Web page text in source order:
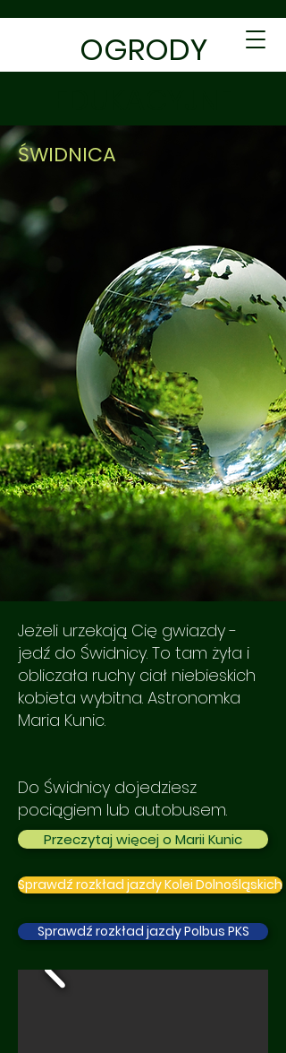
OGRODY
ŚWIDNICA
Jeżeli urzekają Cię gwiazdy -
jedź do Świdnicy. To tam żyła i
obliczała ruchy ciał niebieskich
kobieta wybitna. Astronomka
Maria Kunic.
Do Świdnicy dojedziesz
pociągiem lub autobusem.
Przeczytaj więcej o Marii Kunic
Sprawdź rozkład jazdy Kolei Dolnośląskich
Sprawdź rozkład jazdy Polbus PKS